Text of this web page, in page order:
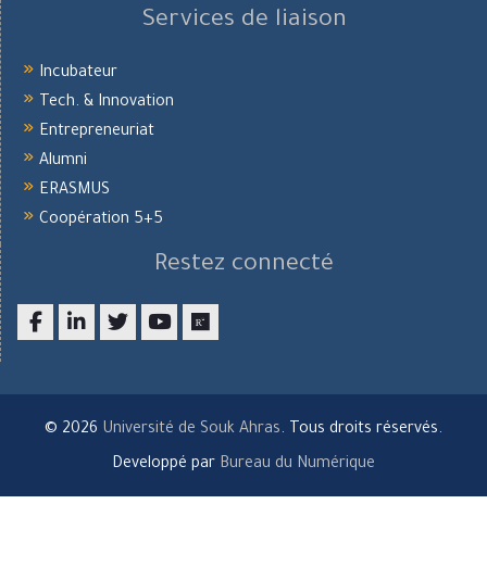
Services de liaison
Incubateur
Tech. & Innovation
Entrepreneuriat
Alumni
ERASMUS
Coopération 5+5
Restez connecté
© 2026 Université de Souk Ahras. Tous droits réservés.
Developpé par Bureau du Numérique